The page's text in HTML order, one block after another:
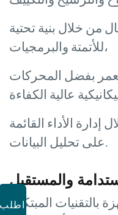
من خلال بنية تحتية
للأتمتة والبرمجيات،
بفضل المحركات
الأداء القائمة
على تحليل البيانات.
والمستقبل
بالتقنيات المبتكرةاطلب